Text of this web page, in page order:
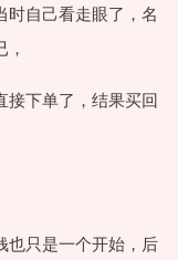
时自己看走眼了，名
接下单了，结果买回
也只是一个开始，后